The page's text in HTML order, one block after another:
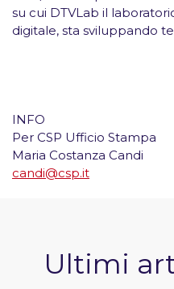
su cui DTVLab il
digitale, sta sviluppando
INFO
Per CSP Ufficio Stampa
Maria Costanza Candi
candi@csp.it
Ultimi